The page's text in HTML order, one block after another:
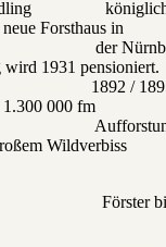
königliche
Forsthaus in
wird 1931 pensioniert.
1.300 000 fm
mit
Wildverbiss
Förster bis